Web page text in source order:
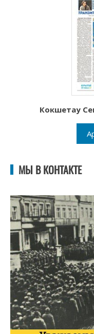
Кокшетау
МЫ В КОНТАКТЕ